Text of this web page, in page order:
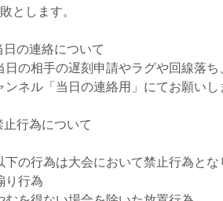
とします。
の連絡について
日の相手の遅刻申請やラグや回線落
ンネル「当日の連絡用」にてお願いし
行為について
下の行為は大会において禁止行為とな
り行為